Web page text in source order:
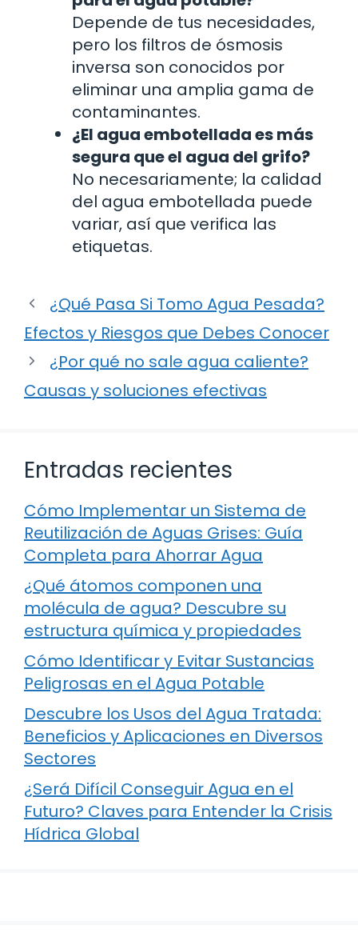
Depende de tus necesidades,
pero los filtros de ósmosis
inversa son conocidos por
eliminar una amplia gama de
contaminantes.
¿El agua embotellada es más
segura que el agua del grifo?
No necesariamente; la calidad
del agua embotellada puede
variar, así que verifica las
etiquetas.
¿Qué Pasa Si Tomo Agua Pesada?
Efectos y Riesgos que Debes Conocer
¿Por qué no sale agua caliente?
Causas y soluciones efectivas
Entradas recientes
Cómo Implementar un Sistema de
Reutilización de Aguas Grises: Guía
Completa para Ahorrar Agua
¿Qué átomos componen una
molécula de agua? Descubre su
estructura química y propiedades
Cómo Identificar y Evitar Sustancias
Peligrosas en el Agua Potable
Descubre los Usos del Agua Tratada:
Beneficios y Aplicaciones en Diversos
Sectores
¿Será Difícil Conseguir Agua en el
Futuro? Claves para Entender la Crisis
Hídrica Global